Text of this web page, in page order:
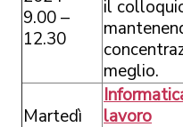
9.00 –
12.30
il
meglio.
Martedì
lavoro